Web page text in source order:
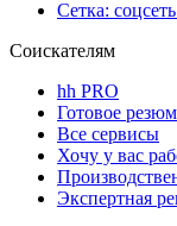
Сетка:
Соискателям
hh PRO
Готовое
Все сервисы
Хочу у вас
Экспертная